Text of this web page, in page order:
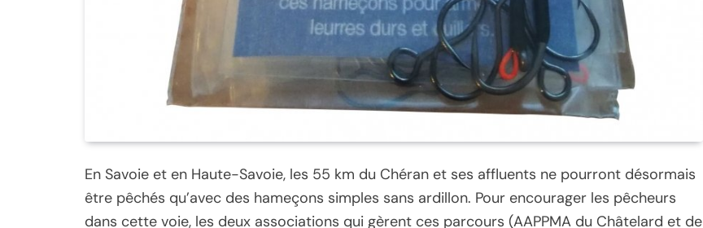
En Savoie et en Haute-Savoie, les 55 km du Chéran et ses affluents ne pourront désormais
être pêchés qu’avec des hameçons simples sans ardillon. Pour encourager les pêcheurs
dans cette voie, les deux associations qui gèrent ces parcours (AAPPMA du Châtelard et de